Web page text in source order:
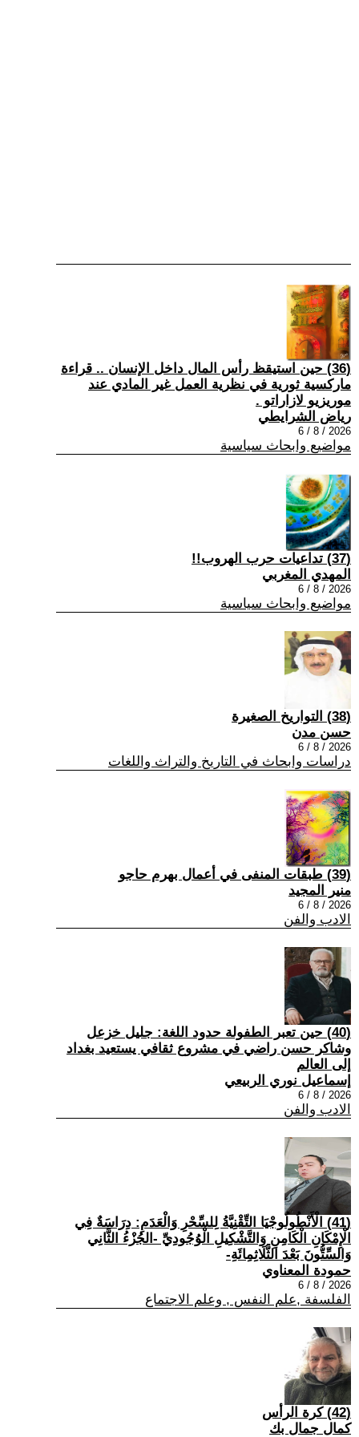
(36) حين استيقظ رأس المال داخل الإنسان .. قراءة
ماركسية ثورية في نظرية العمل غير المادي عند
موريزيو لازاراتو .
رياض الشرايطي
2026 / 8 / 6
مواضيع وابحاث سياسية
(37) تداعيات حرب الهروب!!
المهدي المغربي
2026 / 8 / 6
مواضيع وابحاث سياسية
(38) التواريخ الصغيرة
حسن مدن
2026 / 8 / 6
دراسات وابحاث في التاريخ والتراث واللغات
(39) طبقات المنفى في أعمال بهرم حاجو
منير المجيد
2026 / 8 / 6
الادب والفن
(40) حين تعبر الطفولة حدود اللغة: جليل خزعل
وشاكر حسن راضي في مشروع ثقافي يستعيد بغداد
إلى العالم
إسماعيل نوري الربيعي
2026 / 8 / 6
الادب والفن
(41) الْأَنْطُولُوجْيَا التِّقْنِيَّةُ لِلسِّحْرِ وَالْعَدَمِ: دِرَاسَةٌ فِي
الْإِمْكَانِ الْكَامِنِ وَالتَّشْكِيلِ الْوُجُودِيِّ -الجُزْءُ الثَّانِي
وَالسِّتُّونَ بَعْدَ الثَّلَاثِمِائَةِ-
حمودة المعناوي
2026 / 8 / 6
الفلسفة ,علم النفس , وعلم الاجتماع
(42) كرة الرأس
كمال جمال بك